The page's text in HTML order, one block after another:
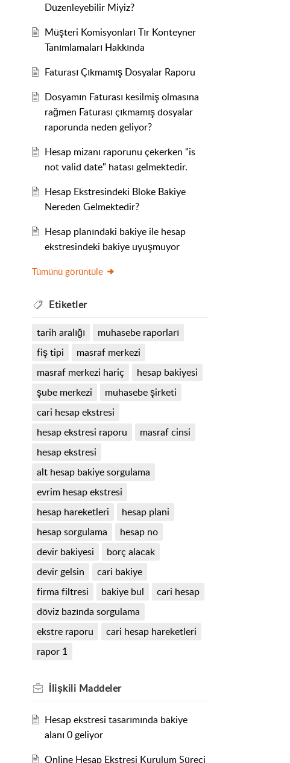
Düzenleyebilir Miyiz?
Müşteri Komisyonları Tır Konteyner
Tanımlamaları Hakkında
Faturası Çıkmamış Dosyalar Raporu
Dosyamın Faturası kesilmiş olmasına
rağmen Faturası çıkmamış dosyalar
raporunda neden geliyor?
Hesap mizanı raporunu çekerken "is
not valid date" hatası gelmektedir.
Hesap Ekstresindeki Bloke Bakiye
Nereden Gelmektedir?
Hesap planındaki bakiye ile hesap
ekstresindeki bakiye uyuşmuyor
Tümünü görüntüle
Etiketler
tarih aralığı
muhasebe raporları
fiş tipi
masraf merkezi
masraf merkezi hariç
hesap bakiyesi
şube merkezi
muhasebe şirketi
cari hesap ekstresi
hesap ekstresi raporu
masraf cinsi
hesap ekstresi
alt hesap bakiye sorgulama
evrim hesap ekstresi
hesap hareketleri
hesap plani
hesap sorgulama
hesap no
devir bakiyesi
borç alacak
devir gelsin
cari bakiye
firma filtresi
bakiye bul
cari hesap
döviz bazında sorgulama
ekstre raporu
cari hesap hareketleri
rapor 1
İlişkili Maddeler
Hesap ekstresi tasarımında bakiye
alanı 0 geliyor
Online Hesap Ekstresi Kurulum Süreci